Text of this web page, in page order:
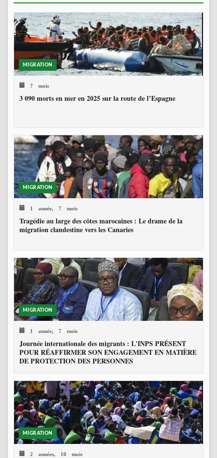
MIGRATION
7 mois
3 090 morts en mer en 2025 sur la route de l’Espagne
MIGRATION
1 année, 7 mois
Tragédie au large des côtes marocaines : Le drame de la
migration clandestine vers les Canaries
MIGRATION
1 année, 7 mois
Journée internationale des migrants : L'INPS PRÉSENT
POUR RÉAFFIRMER SON ENGAGEMENT EN MATIÈRE
DE PROTECTION DES PERSONNES
MIGRATION
2 années, 10 mois